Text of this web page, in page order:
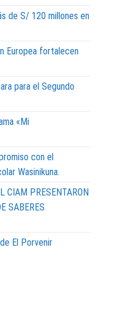
de S/ 120 millones en
Europea fortalecen
para el Segundo
«Mi
con el
Wasinikuna.
CIAM PRESENTARON
SABERES
El Porvenir